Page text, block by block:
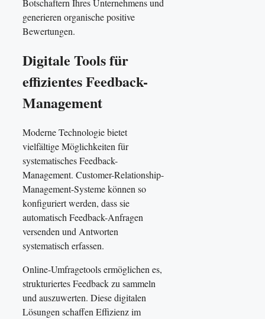
generieren organische positive
Bewertungen.
Digitale Tools für
effizientes Feedback-
Management
Moderne Technologie bietet
vielfältige Möglichkeiten für
systematisches Feedback-
Management. Customer-Relationship-
Management-Systeme können so
konfiguriert werden, dass sie
automatisch Feedback-Anfragen
versenden und Antworten
systematisch erfassen.
Online-Umfragetools ermöglichen es,
strukturiertes Feedback zu sammeln
und auszuwerten. Diese digitalen
Lösungen schaffen Effizienz im